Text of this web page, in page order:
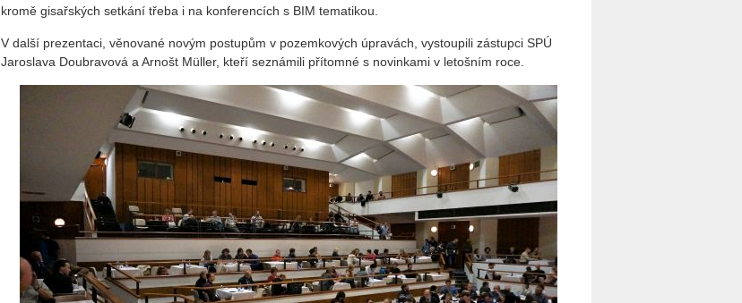
kromě gisařských setkání třeba i na konferencích s BIM tematikou.
V další prezentaci, věnované novým postupům v pozemkových úpravách, vystoupili zástupci SPÚ
Jaroslava Doubravová a Arnošt Müller, kteří seznámili přítomné s novinkami v letošním roce.